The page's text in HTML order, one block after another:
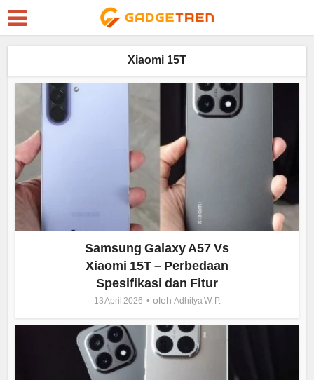
Xiaomi 15T
Samsung Galaxy A57 Vs
Xiaomi 15T – Perbedaan
Spesifikasi dan Fitur
13 April 2026 oleh Adhitya W. P.